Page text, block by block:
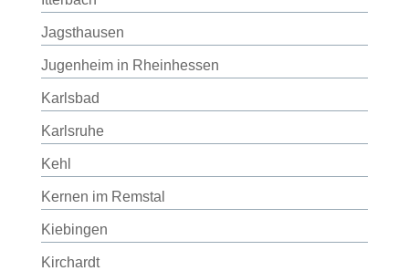
Jagsthausen
Jugenheim in Rheinhessen
Karlsbad
Karlsruhe
Kehl
Kernen im Remstal
Kiebingen
Kirchardt